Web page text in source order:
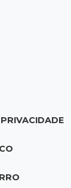
até
3 mais cara